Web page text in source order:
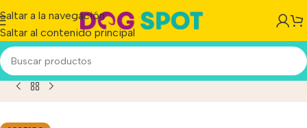
Saltar a la navegación
Saltar al contenido principal
Todos Los Tamaños Sabor Mix En Bolsa De 2 kg